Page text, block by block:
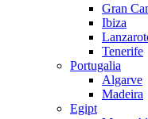
Gran
Ibiza
Tenerife
Portugalia
Algarve
Madeira
Egipt